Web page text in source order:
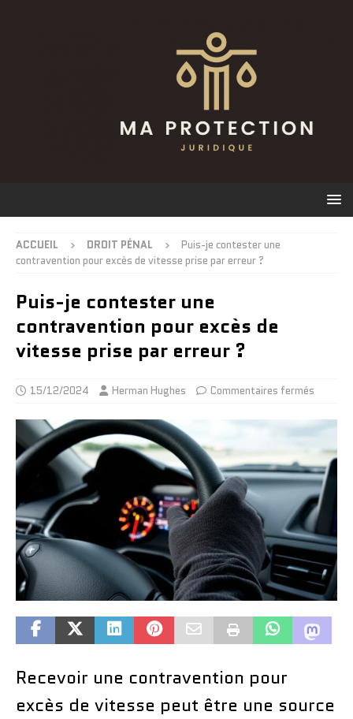
ACCUEIL DROIT PÉNAL
Puis-je contester une
contravention pour excès de vitesse prise par erreur ?
Puis-je contester une
contravention pour excès de
vitesse prise par erreur ?
15/12/2024 Herman Hughes Commentaires fermés
Recevoir une contravention pour
excès de vitesse peut être une source